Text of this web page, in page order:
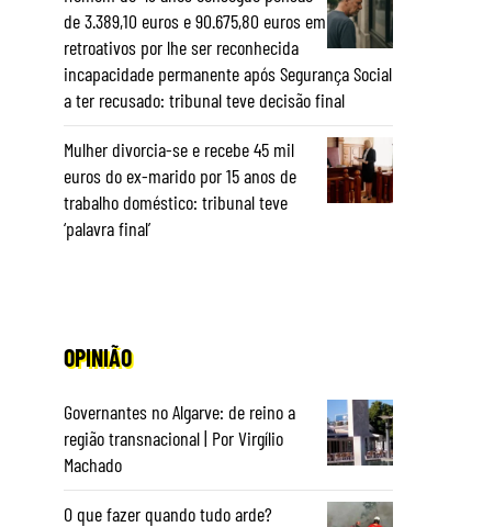
de 3.389,10 euros e 90.675,80 euros em
retroativos por lhe ser reconhecida
incapacidade permanente após Segurança Social
a ter recusado: tribunal teve decisão final
Mulher divorcia-se e recebe 45 mil
euros do ex-marido por 15 anos de
trabalho doméstico: tribunal teve
‘palavra final’
OPINIÃO
Governantes no Algarve: de reino a
região transnacional | Por Virgílio
Machado
O que fazer quando tudo arde?